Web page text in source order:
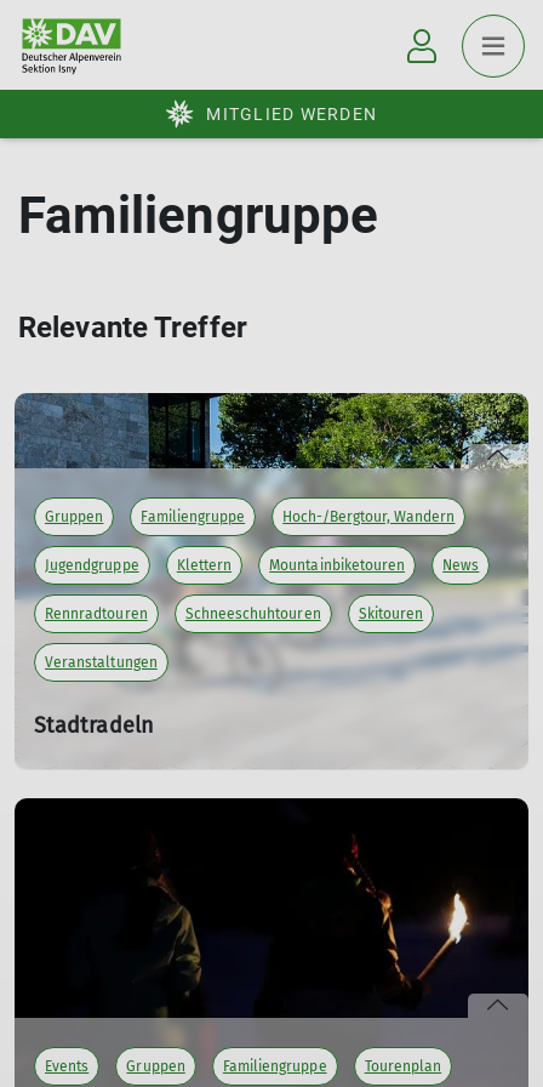
MITGLIED WERDEN
Familiengruppe
Relevante Treffer
Gruppen Familiengruppe Hoch-/Bergtour, Wandern
Jugendgruppe Klettern Mountainbiketouren News
Rennradtouren Schneeschuhtouren Skitouren
Veranstaltungen
Stadtradeln
Am Samstag, den 13.06 bis Freitag, den 03.07.26 können
Mich würde es freuen, wenn viele für unser Team "DAV-
Isny" starten würden um wieder eine gute Platzierung zu
PS: Auch bei demEvent am Sonntag der VoBa ( Wir
radeln für unseren Sektions-Bus ), können sowohl
gesammelt werden.
Events Gruppen Familiengruppe Tourenplan